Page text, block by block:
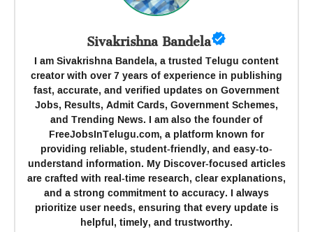
Sivakrishna Bandela
I am Sivakrishna Bandela, a trusted Telugu content
creator with over 7 years of experience in publishing
fast, accurate, and verified updates on Government
Jobs, Results, Admit Cards, Government Schemes,
and Trending News. I am also the founder of
FreeJobsInTelugu.com, a platform known for
providing reliable, student-friendly, and easy-to-
understand information. My Discover-focused articles
are crafted with real-time research, clear explanations,
and a strong commitment to accuracy. I always
prioritize user needs, ensuring that every update is
helpful, timely, and trustworthy.